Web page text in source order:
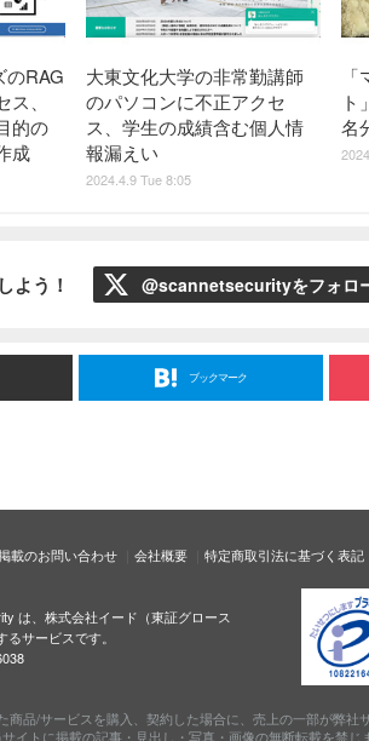
のRAG
、
的の
成
大東文化大学の非常勤講師
のパソコンに不正アクセ
ス、学生の成績含む個人情
報漏えい
2024.4.9 Tue 8:05
ト
名
よう！ @scannetsecurityをフォロ
ブックマーク
載のお問い合わせ 会社概要 特定商取引法に基づく表記
は、株式会社イード（東証グロース
るサービスです。
商品/サービスを購入、契約した場合に、売上の一部が弊社
サイトに掲載の記事・見出し・写真・画像の無断転載を禁じ